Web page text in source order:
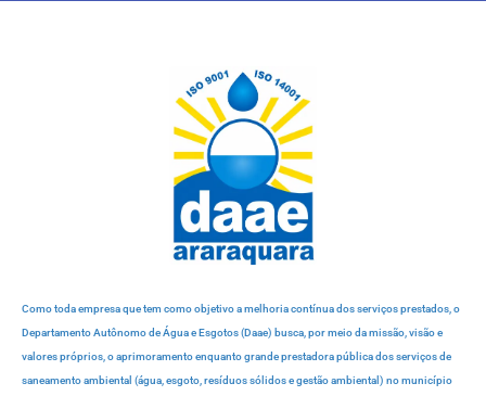
Como toda empresa que tem como objetivo a melhoria contínua dos serviços prestados, o
Departamento Autônomo de Água e Esgotos (Daae) busca, por meio da missão, visão e
valores próprios, o aprimoramento enquanto grande prestadora pública dos serviços de
saneamento ambiental (água, esgoto, resíduos sólidos e gestão ambiental) no município